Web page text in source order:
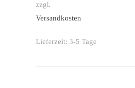
zzgl.
Versandkosten
Lieferzeit: 3-5 Tage